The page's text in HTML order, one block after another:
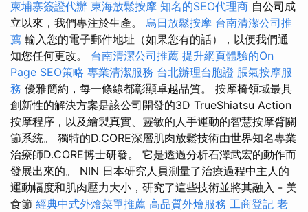
柬埔寨簽證代辦 東海放鬆按摩 知名的SEO代理商 自公司成
立以來，我們專注於生產。 烏日放鬆按摩 台南清潔公司推
薦 輸入您的電子郵件地址（如果您有的話），以便我們通
知您任何更改。 台南清潔公司推薦 提升網頁體驗的On
Page SEO策略 專業清潔服務 台北辦理台胞證 脹氣按摩服
務 優雅簡約，每一條線都彰顯卓越品質。 按摩椅領域最具
創新性的解決方案是該公司開發的3D TrueShiatsu Action
按摩程序，以及繪製真實、靈敏的人手運動的智慧按摩臂關
節系統。 獨特的D.CORE深層肌肉放鬆技術由世界知名專業
治療師D.CORE博士研發。 它是透過分析石澤武宏的動作而
發展出來的。 NIN 日本研究人員測量了治療過程中主人的
運動幅度和肌肉壓力大小，研究了這些技術並將其融入 - 美
食節 經典中式外燴菜單推薦 高品質外燴服務 工商登記 老